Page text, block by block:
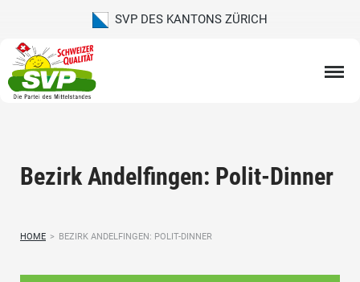
SVP DES KANTONS ZÜRICH
Bezirk Andelfingen: Polit-Dinner
HOME > BEZIRK ANDELFINGEN: POLIT-DINNER